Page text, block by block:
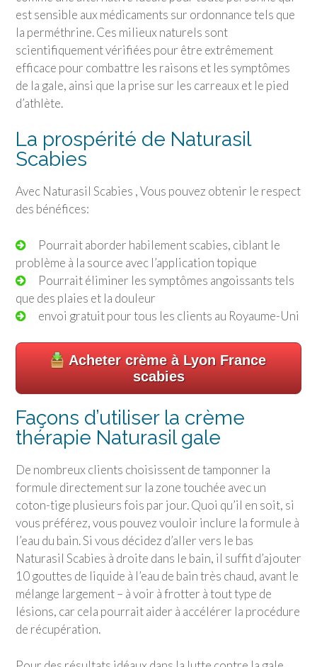
est sensible aux médicaments sur ordonnance tels que
la perméthrine. Ces milieux naturels sont
scientifiquement vérifiées pour être extrêmement
efficace pour combattre les raisons et les symptômes
de la gale, ainsi que la prise sur les carreaux et le pied
d’athlète.
La prospérité de Naturasil
Scabies
Avec Naturasil Scabies , Vous pouvez obtenir le respect
des bénéfices:
Pourrait aborder habilement scabies, ciblant le
problème à la source avec l’application topique
Pourrait éliminer les symptômes angoissants tels
que des plaies et la douleur
envoi gratuit pour tous les clients au Royaume-Uni
Acheter crème à Lyon France
scabies
Façons d’utiliser la crème
thérapie Naturasil gale
De nombreux clients choisissent de tamponner la
formule directement sur la zone touchée avec un
coton-tige plusieurs fois par jour. Quoi qu’il en soit, si
vous préférez, vous pouvez vouloir inclure la formule à
l’eau du bain. Si vous décidez d’aller vers le bas
Naturasil Scabies à droite dans le bain, il suffit d’ajouter
10 gouttes de liquide à l’eau de bain très chaud, avant le
mélange largement – à voir à frotter à tout type de
lésions, car cela pourrait aider à accélérer la procédure
de récupération.